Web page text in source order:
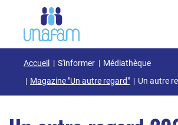
Accueil S'informer
Médiathèque
Magazine "Un autre regard"
Un autre